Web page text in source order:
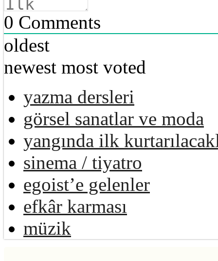
0 Comments
oldest
newest most voted
yazma dersleri
görsel sanatlar ve moda
yangında ilk
sinema / tiyatro
egoist’e gelenler
efkâr karması
müzik